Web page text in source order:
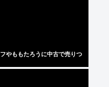
やももたろうに中古で売りつ